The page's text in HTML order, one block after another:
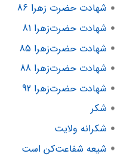
شهادت حضرت زهرا 86
شهادت حضرت‌زهرا 81
شهادت حضرت‌زهرا 85
شهادت حضرت‌زهرا 88
شهادت حضرت‌زهرا 92
شکر
شکرانه ولایت
شیعه شفاعت‌کن است